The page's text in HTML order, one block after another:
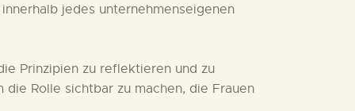
jedes unternehmenseigenen
Prinzipien zu reflektieren und zu
Rolle sichtbar zu machen, die Frauen